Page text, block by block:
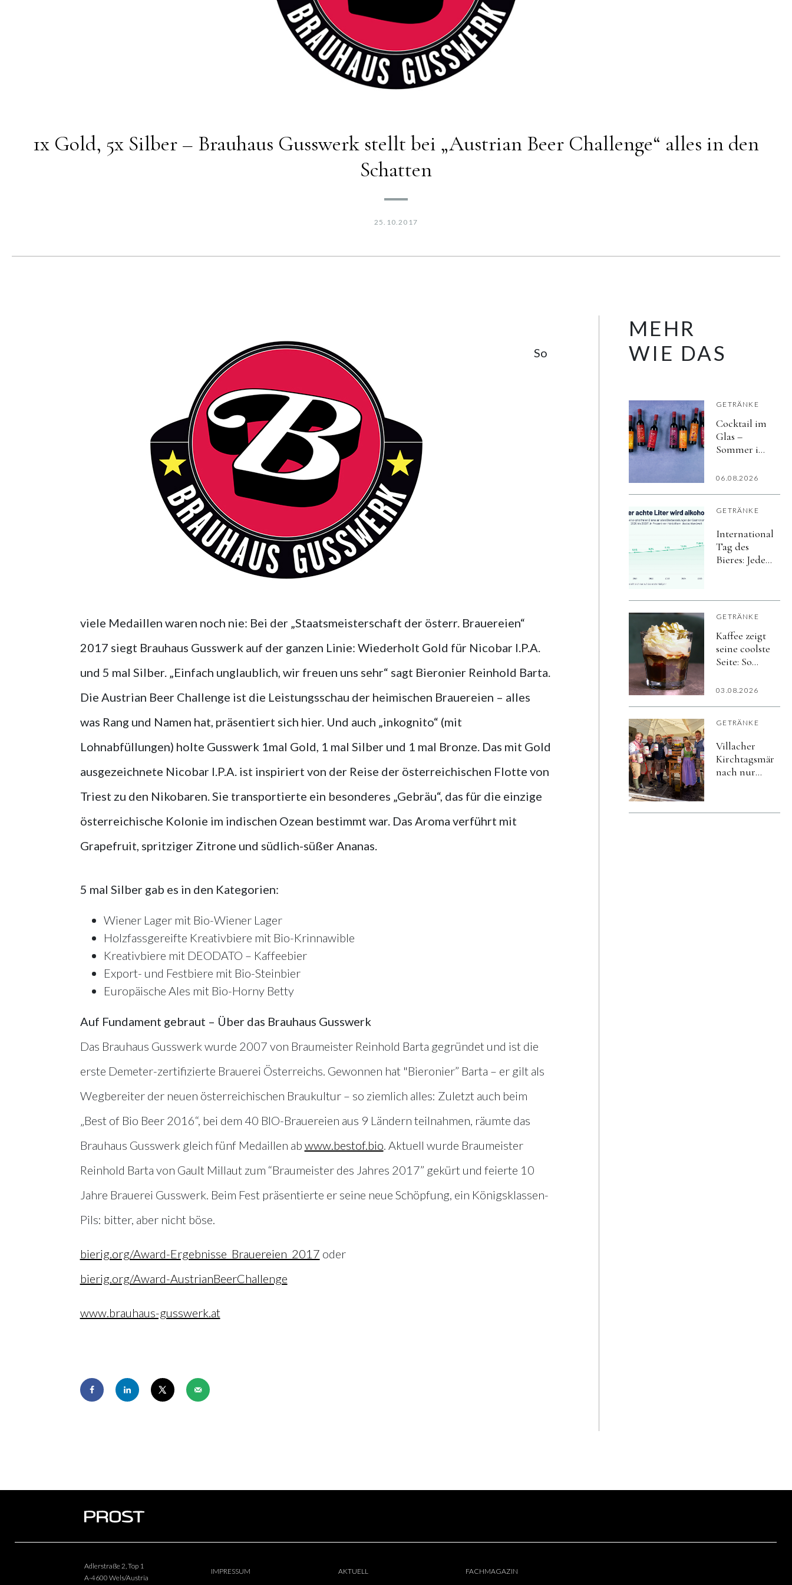
1x Gold, 5x Silber – Brauhaus Gusswerk stellt bei „Austrian Beer Challenge“ alles in den
Schatten
25.10.2017
So
viele Medaillen waren noch nie: Bei der „Staatsmeisterschaft der österr. Brauereien“
2017 siegt Brauhaus Gusswerk auf der ganzen Linie: Wiederholt Gold für Nicobar I.P.A.
und 5 mal Silber. „Einfach unglaublich, wir freuen uns sehr“ sagt Bieronier Reinhold Barta.
Die Austrian Beer Challenge ist die Leistungsschau der heimischen Brauereien – alles
was Rang und Namen hat, präsentiert sich hier. Und auch „inkognito“ (mit
Lohnabfüllungen) holte Gusswerk 1mal Gold, 1 mal Silber und 1 mal Bronze. Das mit Gold
ausgezeichnete Nicobar I.P.A. ist inspiriert von der Reise der österreichischen Flotte von
Triest zu den Nikobaren. Sie transportierte ein besonderes „Gebräu“, das für die einzige
österreichische Kolonie im indischen Ozean bestimmt war. Das Aroma verführt mit
Grapefruit, spritziger Zitrone und südlich-süßer Ananas.
5 mal Silber gab es in den Kategorien:
Wiener Lager mit Bio-Wiener Lager
Holzfassgereifte Kreativbiere mit Bio-Krinnawible
Kreativbiere mit DEODATO – Kaffeebier
Export- und Festbiere mit Bio-Steinbier
Europäische Ales mit Bio-Horny Betty
Auf Fundament gebraut – Über das Brauhaus Gusswerk
Das Brauhaus Gusswerk wurde 2007 von Braumeister Reinhold Barta gegründet und ist die
erste Demeter-zertifizierte Brauerei Österreichs. Gewonnen hat "Bieronier” Barta – er gilt als
Wegbereiter der neuen österreichischen Braukultur – so ziemlich alles: Zuletzt auch beim
„Best of Bio Beer 2016“, bei dem 40 BIO-Brauereien aus 9 Ländern teilnahmen, räumte das
Brauhaus Gusswerk gleich fünf Medaillen ab www.bestof.bio . Aktuell wurde Braumeister
Reinhold Barta von Gault Millaut zum “Braumeister des Jahres 2017” gekürt und feierte 10
Jahre Brauerei Gusswerk. Beim Fest präsentierte er seine neue Schöpfung, ein Königsklassen-
Pils: bitter, aber nicht böse.
bierig.org/Award-Ergebnisse_Brauereien_2017 oder
bierig.org/Award-AustrianBeerChallenge
www.brauhaus-gusswerk.at
MEHR
WIE DAS
GETRÄNKE
Cocktail im
Glas –
Sommer im
06.08.2026
GETRÄNKE
Internationaler
Tag des
Bieres: Jeder
Gastro wird
alkoholfrei
GETRÄNKE
Kaffee zeigt
seine coolste
Seite: So
schmeckt
03.08.2026
GETRÄNKE
Villacher
Kirchtagsmärzen
nach nur
Adlerstraße 2, Top 1
A-4600 Wels/Austria
IMPRESSUM AKTUELL FACHMAGAZIN